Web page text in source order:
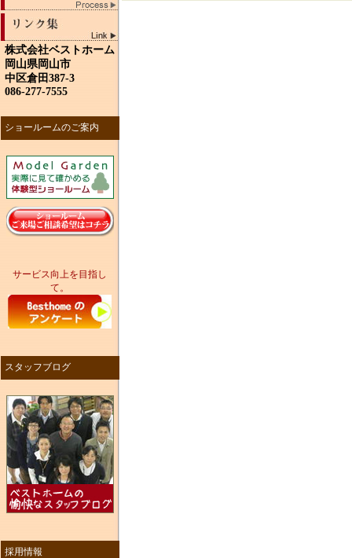
株式会社ベストホーム
岡山県岡山市
中区倉田387-3
086-277-7555
ショールームのご案内
サービス向上を目指し
て。
スタッフブログ
採用情報